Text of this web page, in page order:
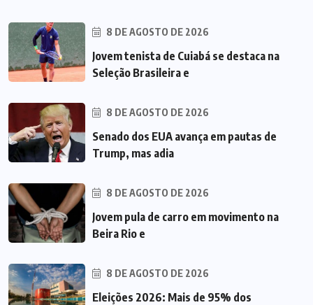
8 DE AGOSTO DE 2026
Jovem tenista de Cuiabá se destaca na
Seleção Brasileira e
8 DE AGOSTO DE 2026
Senado dos EUA avança em pautas de
Trump, mas adia
8 DE AGOSTO DE 2026
Jovem pula de carro em movimento na
Beira Rio e
8 DE AGOSTO DE 2026
Eleições 2026: Mais de 95% dos